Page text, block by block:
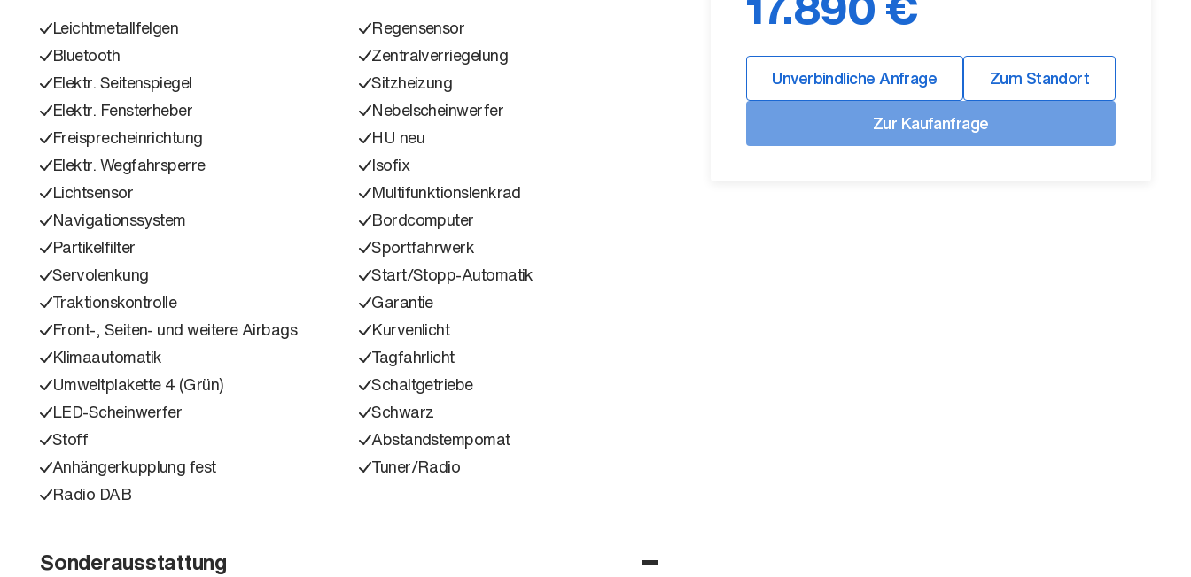
Leichtmetallfelgen
Regensensor
Bluetooth
Zentralverriegelung
Elektr. Seitenspiegel
Sitzheizung
Elektr. Fensterheber
Nebelscheinwerfer
Freisprecheinrichtung
HU neu
Elektr. Wegfahrsperre
Isofix
Lichtsensor
Multifunktionslenkrad
Navigationssystem
Bordcomputer
Partikelfilter
Sportfahrwerk
Servolenkung
Start/Stopp-Automatik
Traktionskontrolle
Garantie
Front-, Seiten- und weitere Airbags
Kurvenlicht
Klimaautomatik
Tagfahrlicht
Umweltplakette 4 (Grün)
Schaltgetriebe
LED-Scheinwerfer
Schwarz
Stoff
Abstandstempomat
Anhängerkupplung fest
Tuner/Radio
Radio DAB
Sonderausstattung
Unverbindliche Anfrage
Zum Standort
Zur Kaufanfrage